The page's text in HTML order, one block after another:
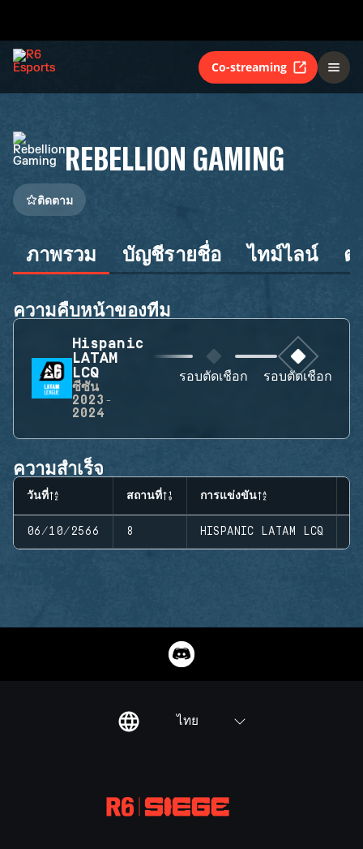
Co-streaming
REBELLION GAMING
ติดตาม
ภาพรวม บัญชีรายชื่อ ไทม์ไลน์ ต
ความคืบหน้าของทีม
Hispanic
LATAM
LCQ
ซีซัน
2023-
2024
รอบตัดเชือก รอบตัดเชือก
ความสำเร็จ
วันที่ สถานที่ การแข่งขัน
06/10/2566 8 HISPANIC LATAM LCQ
ไทย